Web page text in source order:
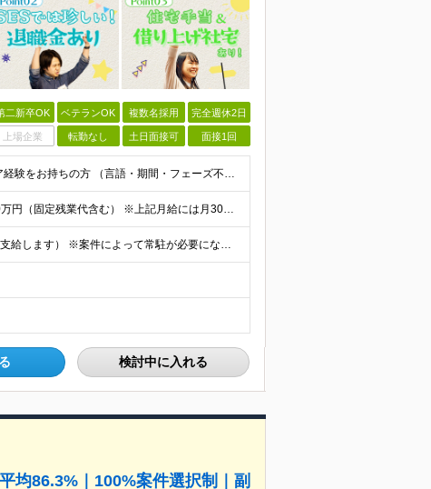
二新卒OK ベテランOK 複数名採用 完全週休2日
上場企業 転勤なし 土日面接可 面接1回
◆学歴不問 / 第二新卒歓迎 ◆何かしらのエンジニア経験をお持ちの方 （言語・期間・フェーズ不問） 経験浅めの方も遠慮なくご応募ください！ ■入社前Q＆A ────── ◎実力に見合った報酬が手に
【エンジニア経験6年以上の方】 月給46万円～100万円（固定残業代含む） ※上記月給には月30時間分の固定残業代（月8万7,400円～月19万円）を含む。超過分は全額支給。 【エンジニア経験4年以
★フルリモート勤務も可（全国応募OK/住宅手当を支給します） ※案件によって常駐が必要になる場合があります。 ※希望がない限り、転勤はありません ※U・Iターン歓迎 ★ルトラの社員は全国各地で活躍中
検討中に入れる
均86.3%｜100%案件選択制｜副